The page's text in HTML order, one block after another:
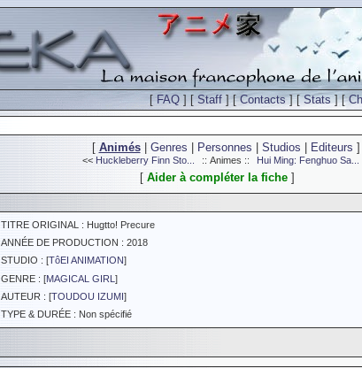
[FAQ ] [Staff ] [Contacts] [Stats] [
[ Animés| Genres Personnes Studios Editeurs ]
<< Huckleberry Finn Sto... :: Animes :: Hui Ming: Fenghuo Sa...
[ Aider à compléter la fiche]
TITRE ORIGINAL : Hugtto! Precure
ANNÉE DE PRODUCTION : 2018
STUDIO : [TôEI ANIMATION]
GENRE : [MAGICAL GIRL ]
AUTEUR : [TOUDOU IZUMI]
TYPE & DURÉE : Non spécifié